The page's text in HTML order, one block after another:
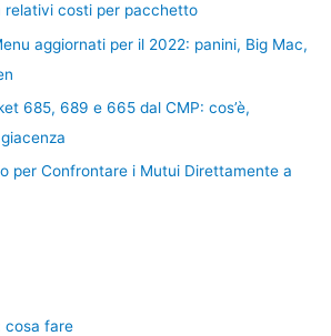
relativi costi per pacchetto
aggiornati per il 2022: panini, Big Mac,
685, 689 e 665 dal CMP: cos’è,
per Confrontare i Mutui Direttamente a
cosa fare